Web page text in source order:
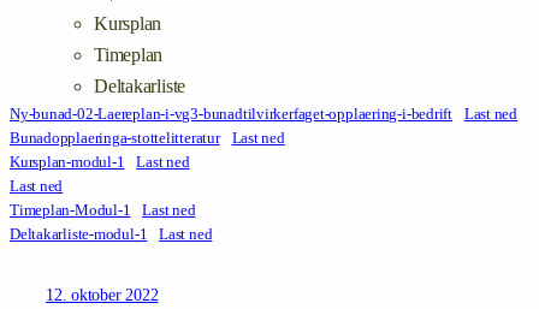
Kursplan
Timeplan
Deltakarliste
Ny-bunad-02-Laereplan-i-vg3-bunadtilvirkerfaget-opplaering-i-bedrift
Last ned
Bunadopplaeringa-stottelitteratur
Last ned
Kursplan-modul-1
Last ned
Last ned
Timeplan-Modul-1
Last ned
Deltakarliste-modul-1
Last ned
12. oktober 2022